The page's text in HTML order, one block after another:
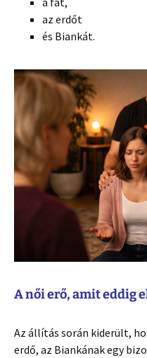
az erdőt
és Biankát.
A női erő, amit eddig
Az állítás során kiderült,
erdő, az Biankának egy